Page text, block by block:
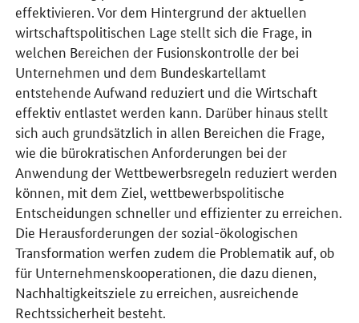
effektivieren. Vor dem Hintergrund der aktuellen
wirtschaftspolitischen Lage stellt sich die Frage, in
welchen Bereichen der Fusionskontrolle der bei
Unternehmen und dem Bundeskartellamt
entstehende Aufwand reduziert und die Wirtschaft
effektiv entlastet werden kann. Darüber hinaus stellt
sich auch grundsätzlich in allen Bereichen die Frage,
wie die bürokratischen Anforderungen bei der
Anwendung der Wettbewerbsregeln reduziert werden
können, mit dem Ziel, wettbewerbspolitische
Entscheidungen schneller und effizienter zu erreichen.
Die Herausforderungen der sozial-ökologischen
Transformation werfen zudem die Problematik auf, ob
für Unternehmenskooperationen, die dazu dienen,
Nachhaltigkeitsziele zu erreichen, ausreichende
Rechtssicherheit besteht.